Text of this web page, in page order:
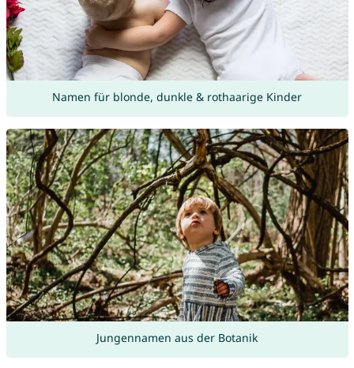
Namen für blonde, dunkle & rothaarige Kinder
Jungennamen aus der Botanik